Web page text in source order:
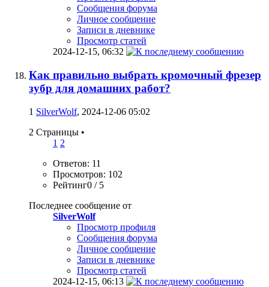
Сообщения форума
Личное сообщение
Записи в дневнике
Просмотр статей
2024-12-15, 06:32
Как правильно выбрать кромочный фрезер
зубр для домашних работ?
1 SilverWolf, 2024-12-06 05:02
2 Страницы •
1 2
Ответов: 11
Просмотров: 102
Рейтинг0 / 5
Последнее сообщение от
SilverWolf
Просмотр профиля
Сообщения форума
Личное сообщение
Записи в дневнике
Просмотр статей
2024-12-15, 06:13